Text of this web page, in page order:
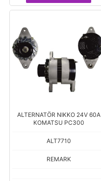
ALTERNATÖR NIKKO 24V 60A
KOMATSU PC300
ALT7710
REMARK